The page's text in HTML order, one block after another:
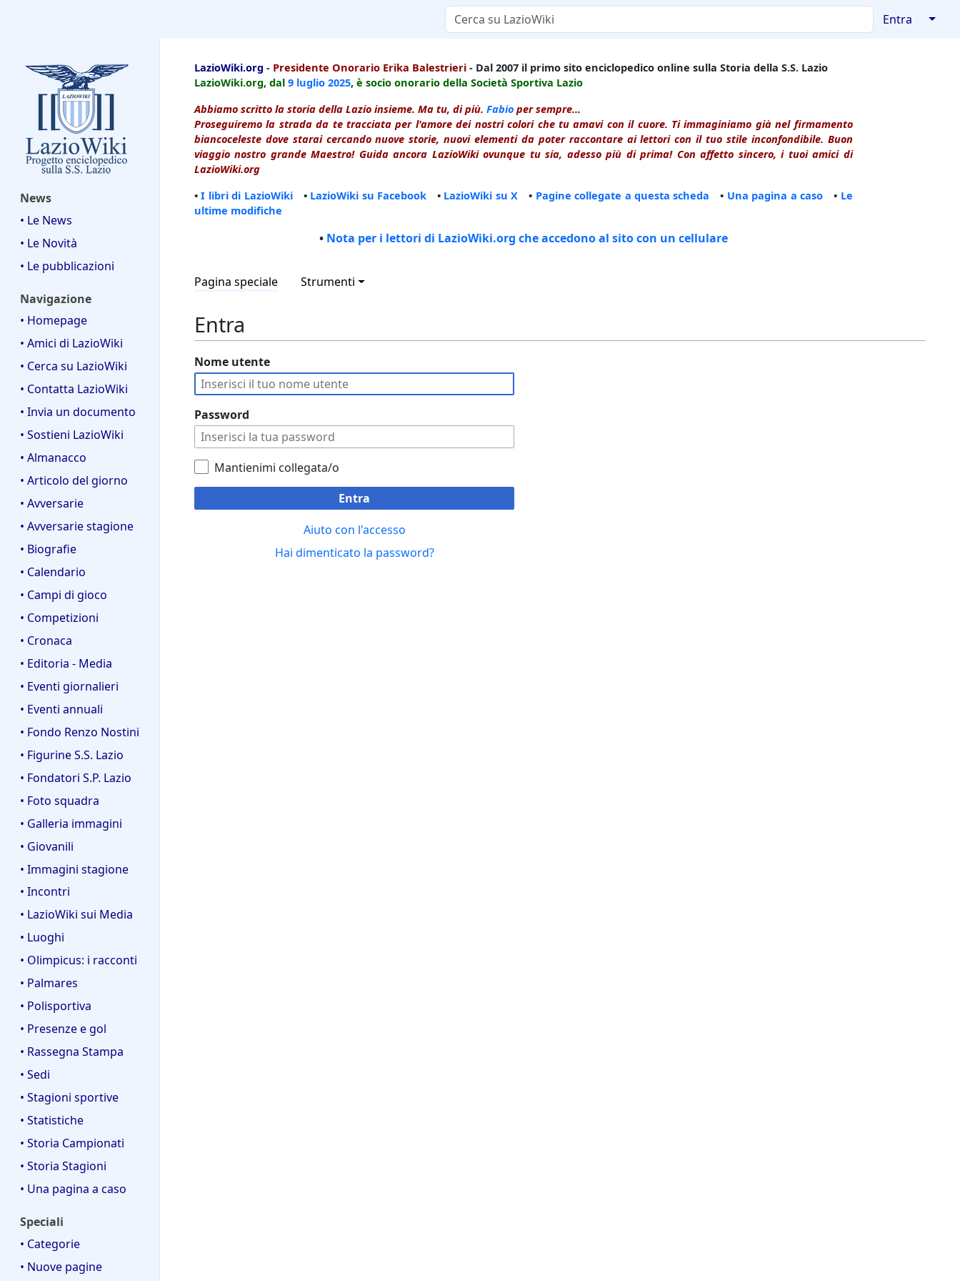
Entra ↓
News
• Le News
• Le Novità
• Le pubblicazioni
Navigazione
• Homepage
• Amici di LazioWiki
• Cerca su LazioWiki
• Contatta LazioWiki
• Invia un documento
• Sostieni LazioWiki
• Almanacco
• Articolo del giorno
• Avversarie
• Avversarie stagione
• Biografie
• Calendario
• Campi di gioco
• Competizioni
• Cronaca
• Editoria - Media
• Eventi giornalieri
• Eventi annuali
• Fondo Renzo Nostini
• Figurine S.S. Lazio
• Fondatori S.P. Lazio
• Foto squadra
• Galleria immagini
• Giovanili
• Immagini stagione
• Incontri
• LazioWiki sui Media
• Luoghi
• Olimpicus: i racconti
• Palmares
• Polisportiva
• Presenze e gol
• Rassegna Stampa
• Sedi
• Stagioni sportive
• Statistiche
• Storia Campionati
• Storia Stagioni
• Una pagina a caso
Speciali
• Categorie
• Nuove pagine
LazioWiki.org - Presidente Onorario Erika Balestrieri - Dal 2007 il primo sito enciclopedico online sulla Storia della S.S. Lazio
LazioWiki.org, dal 9 luglio 2025, è socio onorario della Società Sportiva Lazio
Abbiamo scritto la storia della Lazio insieme. Ma tu, di più. Fabio per sempre...
Proseguiremo la strada da te tracciata per l'amore dei nostri colori che tu amavi con il cuore. Ti immaginiamo già nel firmamento
biancoceleste dove starai cercando nuove storie, nuovi elementi da poter raccontare ai lettori con il tuo stile inconfondibile. Buon
viaggio nostro grande Maestro! Guida ancora LazioWiki ovunque tu sia, adesso più di prima! Con affetto sincero, i tuoi amici di
LazioWiki.org
•I libri di LazioWiki• LazioWiki su Facebook • LazioWiki su X • Pagine collegate a questa scheda • Una pagina a caso • Le
ultime modifiche
• Nota per i lettori di LazioWiki.org che accedono al sito con un cellulare
Pagina speciale Strumenti
Entra
Nome utente
Password
Mantienimi collegata/o
Entra
Aiuto con l'accesso
Hai dimenticato la password?